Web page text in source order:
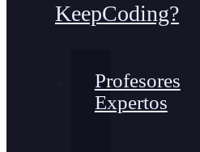
KeepCoding?
Profesores
Expertos